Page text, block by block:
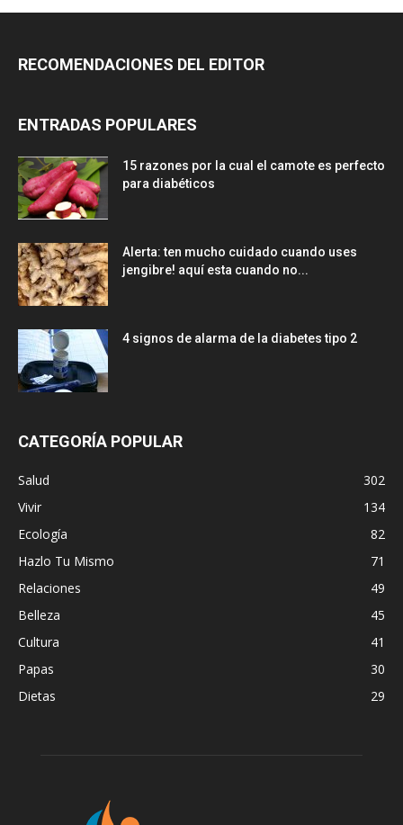
RECOMENDACIONES DEL EDITOR
ENTRADAS POPULARES
15 razones por la cual el camote es perfecto
para diabéticos
Alerta: ten mucho cuidado cuando uses
jengibre! aquí esta cuando no...
4 signos de alarma de la diabetes tipo 2
CATEGORÍA POPULAR
Salud
302
Vivir
134
Ecología
82
Hazlo Tu Mismo
71
Relaciones
49
Belleza
45
Cultura
41
Papas
30
Dietas
29